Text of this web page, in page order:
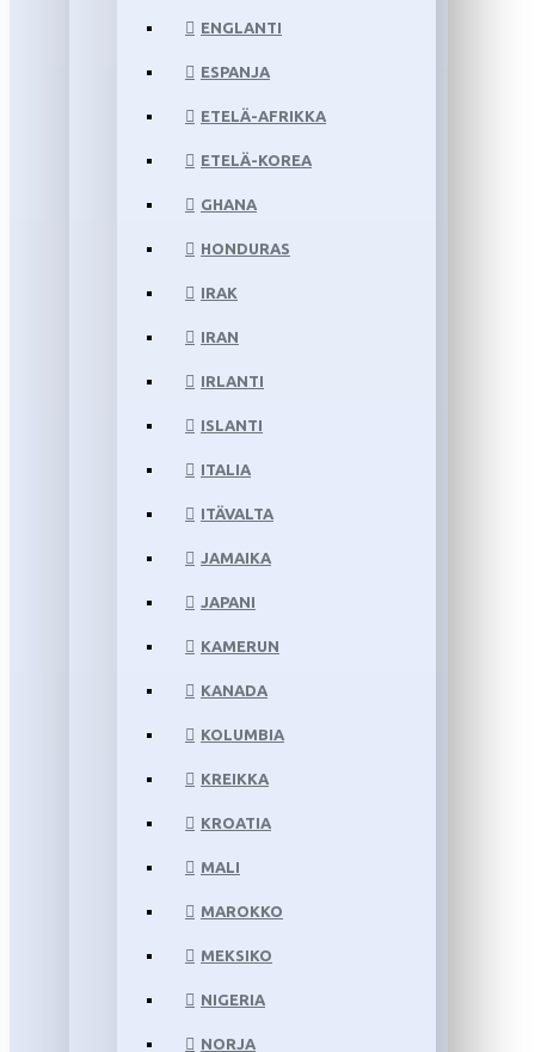
ENGLANTI
ESPANJA
ETELÄ-AFRIKKA
ETELÄ-KOREA
GHANA
HONDURAS
IRAK
IRAN
IRLANTI
ISLANTI
ITALIA
ITÄVALTA
JAMAIKA
JAPANI
KAMERUN
KANADA
KOLUMBIA
KREIKKA
KROATIA
MALI
MAROKKO
MEKSIKO
NIGERIA
NORJA